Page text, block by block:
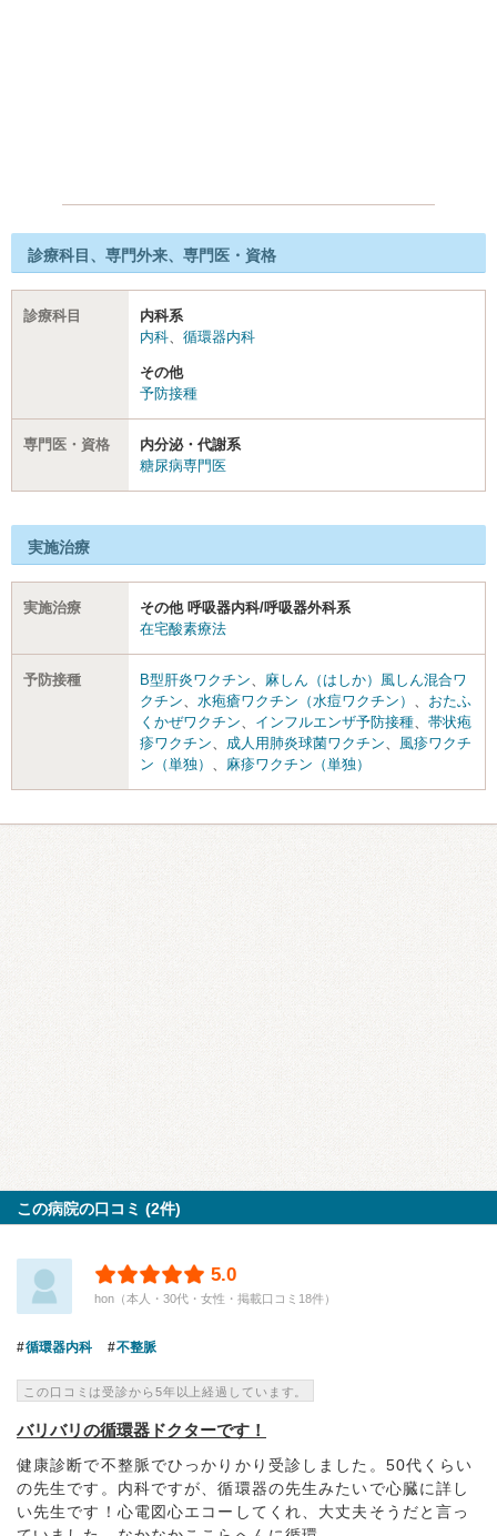
診療科目、専門外来、専門医・資格
診療科目
内科系
内科、 循環器内科
その他
予防接種
専門医・資格
内分泌・代謝系
糖尿病専門医
実施治療
実施治療
その他 呼吸器内科/呼吸器外科系
在宅酸素療法
予防接種 B型肝炎ワクチン、 麻しん（はしか）風しん混合ワ
クチン、 水疱瘡ワクチン（水痘ワクチン） 、 おたふ
くかぜワクチン、 インフルエンザ予防接種、 帯状疱
疹ワクチン、 成人用肺炎球菌ワクチン、 風疹ワクチ
ン（単独） 、 麻疹ワクチン（単独）
この病院の口コミ (2件)
5.0
hon（本人・30代・女性・掲載口コミ18件）
循環器内科 不整脈
この口コミは受診から5年以上経過しています。
バリバリの循環器ドクターです！
健康診断で不整脈でひっかりかり受診しました。50代くらい
の先生です。内科ですが、循環器の先生みたいで心臓に詳し
い先生です！心電図心エコーしてくれ、大丈夫そうだと言っ